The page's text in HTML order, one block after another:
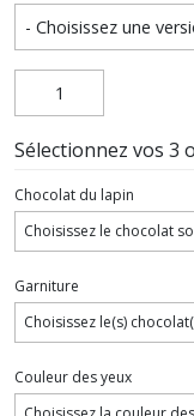
Sélectionnez vos 3
Chocolat du lapin
Garniture
Couleur des yeux